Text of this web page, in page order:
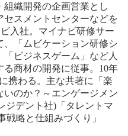
織開発の企画営業とし
スメントセンターなどを
入社。マイナビ研修サー
、「ムビケーション研修シ
「ビジネスゲーム」など人
商材の開発に従事。10年
携わる。主な共著に「楽
いのか？～エンゲージメン
ジデント社)「タレントマ
戦略と仕組みづくり」